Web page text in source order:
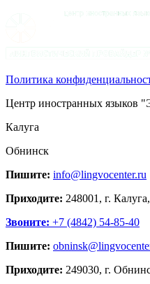
Политика
Центр иностранных
Калуга
Обнинск
Пишите: info@lingvocenter.ru
Приходите: 248001, г.
Звоните: +7 (4842) 54-85-40
Пишите:
Приходите: 249030, г.